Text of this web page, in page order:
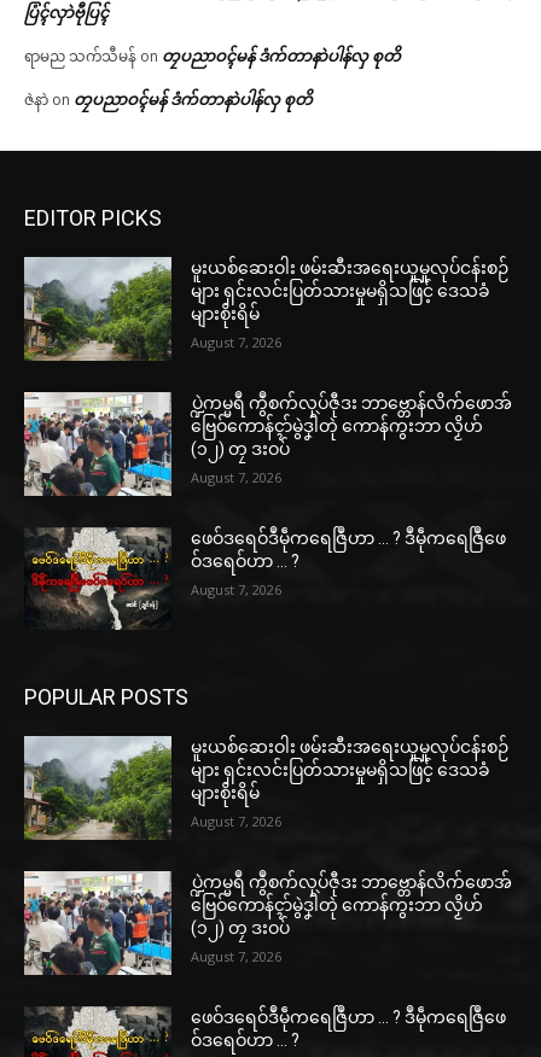
ပြံၚ်လှာဲဗီုပြၚ်
ရာမည သက်သီမန် on တၠပညာဝၚ်မန် ဒံက်တာနာဲပါန်လှ စုတိ
ဇဲနာဲ on တၠပညာဝၚ်မန် ဒံက်တာနာဲပါန်လှ စုတိ
EDITOR PICKS
မူးယစ်ဆေးဝါး ဖမ်းဆီးအရေးယူမှုလုပ်ငန်းစဉ်
များ ရှင်းလင်းပြတ်သားမှုမရှိသဖြင့် ဒေသခံ
များစိုးရိမ်
August 7, 2026
ပ္ဍဲကမ္မရဳ ကွဳစက်လုပ်ဇီုဒး ဘာဗ္တောန်လိက်ဖောအ်
ဗြေဝ်ကောန်ၚာ်မွဲဒၞါဲတုဲ ကောန်ကွးဘာ လၟိဟ်
(၁၂) တၠ ဒးဝပ်
August 7, 2026
ဖေဝ်ဒရေဝ်ဒဳမဵုကရေဇြဳဟာ … ? ဒဳမဵုကရေဇြဳဖေ
ဝ်ဒရေဝ်ဟာ … ?
August 7, 2026
POPULAR POSTS
မူးယစ်ဆေးဝါး ဖမ်းဆီးအရေးယူမှုလုပ်ငန်းစဉ်
များ ရှင်းလင်းပြတ်သားမှုမရှိသဖြင့် ဒေသခံ
များစိုးရိမ်
August 7, 2026
ပ္ဍဲကမ္မရဳ ကွဳစက်လုပ်ဇီုဒး ဘာဗ္တောန်လိက်ဖောအ်
ဗြေဝ်ကောန်ၚာ်မွဲဒၞါဲတုဲ ကောန်ကွးဘာ လၟိဟ်
(၁၂) တၠ ဒးဝပ်
August 7, 2026
ဖေဝ်ဒရေဝ်ဒဳမဵုကရေဇြဳဟာ … ? ဒဳမဵုကရေဇြဳဖေ
ဝ်ဒရေဝ်ဟာ … ?